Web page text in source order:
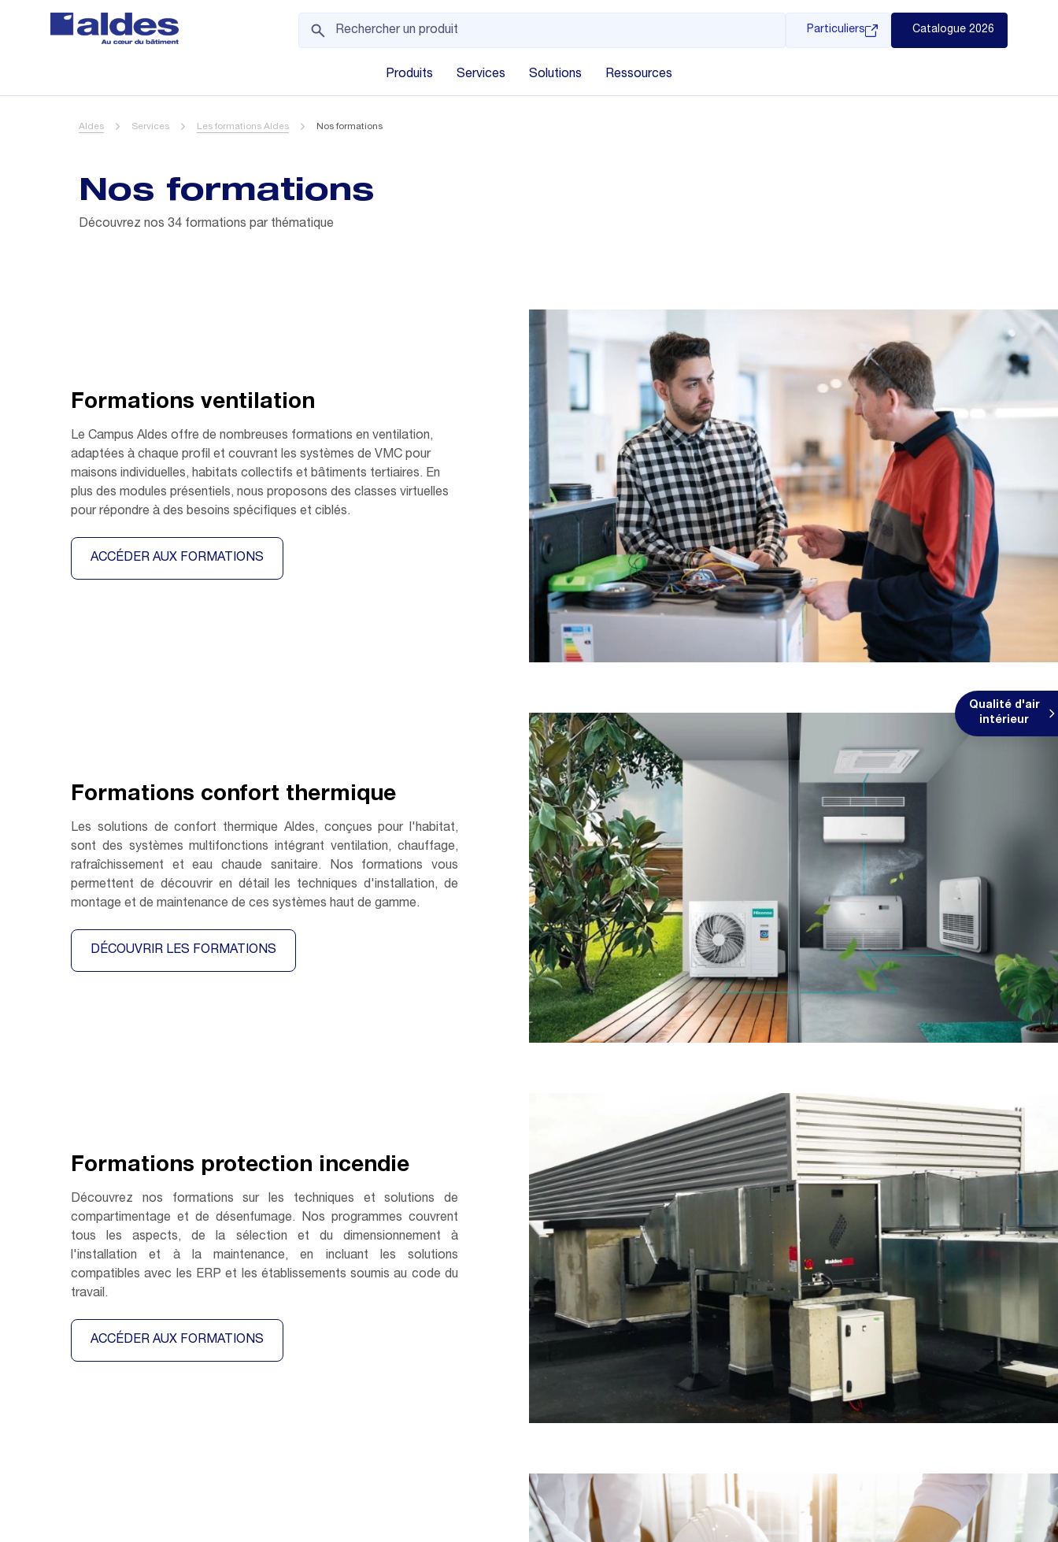
Particuliers Catalogue 2026
Produits Services Solutions Ressources
Aldes Services Les formations Aldes Nos formations
Qualité d'air
intérieur
Nos formations
Découvrez nos 34 formations par thématique
Formations ventilation
Le Campus Aldes offre de nombreuses formations en ventilation,
adaptées à chaque profil et couvrant les systèmes de VMC pour
maisons individuelles, habitats collectifs et bâtiments tertiaires. En
plus des modules présentiels, nous proposons des classes virtuelles
pour répondre à des besoins spécifiques et ciblés.
ACCÉDER AUX FORMATIONS
Formations confort thermique
Les solutions de confort thermique Aldes, conçues pour l'habitat,
sont des systèmes multifonctions intégrant ventilation, chauffage,
rafraîchissement et eau chaude sanitaire. Nos formations vous
permettent de découvrir en détail les techniques d'installation, de
montage et de maintenance de ces systèmes haut de gamme.
DÉCOUVRIR LES FORMATIONS
Formations protection incendie
Découvrez nos formations sur les techniques et solutions de
compartimentage et de désenfumage. Nos programmes couvrent
tous les aspects, de la sélection et du dimensionnement à
l'installation et à la maintenance, en incluant les solutions
compatibles avec les ERP et les établissements soumis au code du
travail.
ACCÉDER AUX FORMATIONS